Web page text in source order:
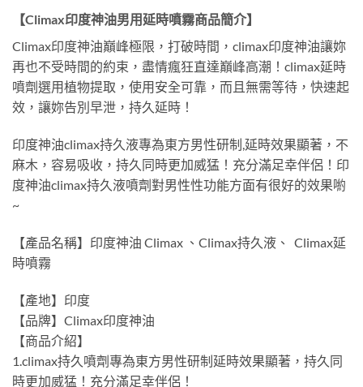
【Climax印度神油男用延時噴霧商品簡介】
Climax印度神油巔峰極限，打破時間，climax印度神油讓妳
再也不受時間的約束，盡情瘋狂直達巔峰高潮！climax延時
噴劑選用植物提取，使用安全可靠，而且無需等待，快速起
效，讓妳告別早泄，持久延時！
印度神油climax持久液專為東方男性研制,延時效果顯著，不
麻木，容易吸收，持久同時更加威猛！充分滿足幸伴侶！印
度神油climax持久液噴劑對男性性功能方面有很好的效果喲
~
【產品名稱】印度神油 Climax 、Climax持久液、 Climax延
時噴霧
【產地】印度
【品牌】Climax印度神油
【商品介紹】
1.climax持久噴劑專為東方男性研制延時效果顯著，持久同
時更加威猛！充分滿足幸伴侶！